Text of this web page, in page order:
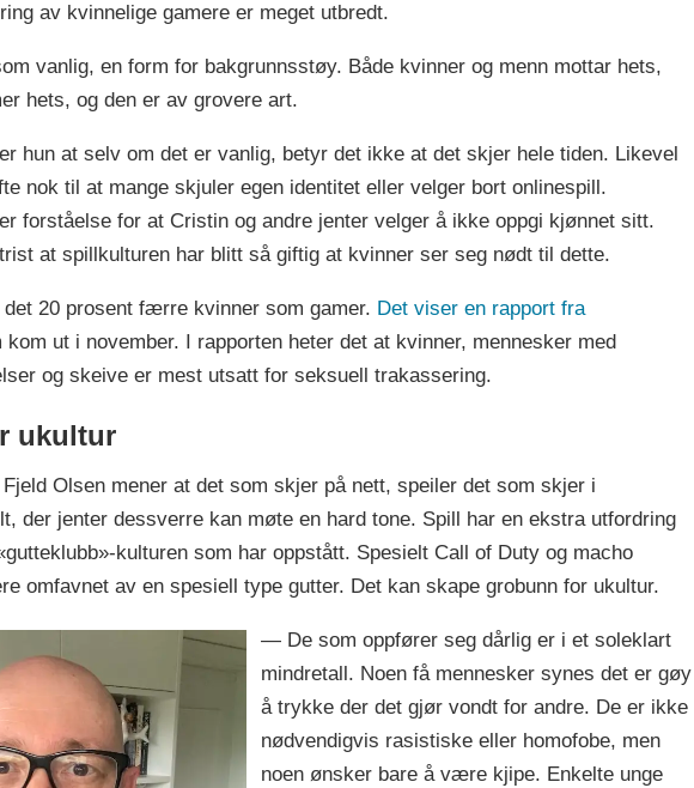
av kvinnelige gamere er meget utbredt.
vanlig, en form for bakgrunnsstøy. Både kvinner og menn mottar hets,
hets, og den er av grovere art.
hun at selv om det er vanlig, betyr det ikke at det skjer hele tiden. Likevel
nok til at mange skjuler egen identitet eller velger bort onlinespill.
forståelse for at Cristin og andre jenter velger å ikke oppgi kjønnet sitt.
at spillkulturen har blitt så giftig at kvinner ser seg nødt til dette.
det 20 prosent færre kvinner som gamer. Det viser en rapport fra
kom ut i november. I rapporten heter det at kvinner, mennesker med
og skeive er mest utsatt for seksuell trakassering.
ukultur
Olsen mener at det som skjer på nett, speiler det som skjer i
der jenter dessverre kan møte en hard tone. Spill har en ekstra utfordring
kulturen som har oppstått. Spesielt Call of Duty og macho
omfavnet av en spesiell type gutter. Det kan skape grobunn for ukultur.
— De som oppfører seg dårlig er i et soleklart
mindretall. Noen få mennesker synes det er gøy
å trykke der det gjør vondt for andre. De er ikke
nødvendigvis rasistiske eller homofobe, men
noen ønsker bare å være kjipe. Enkelte unge